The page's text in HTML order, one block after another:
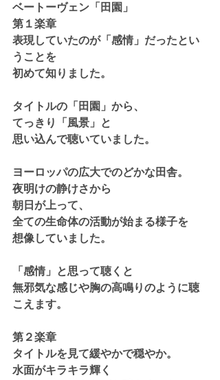
ベートーヴェン「田園」
第１楽章
表現していたのが「感情」だったとい
うことを
初めて知りました。
タイトルの「田園」から、
てっきり「風景」と
思い込んで聴いていました。
ヨーロッパの広大でのどかな田舎。
夜明けの静けさから
朝日が上って、
全ての生命体の活動が始まる様子を
想像していました。
「感情」と思って聴くと
無邪気な感じや胸の高鳴りのように聴
こえます。
第２楽章
タイトルを見て緩やかで穏やか。
水面がキラキラ輝く